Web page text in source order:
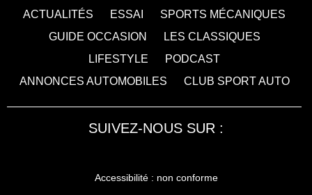
ACTUALITÉS ESSAI
SPORTS MÉCANIQUES
GUIDE OCCASION
LES CLASSIQUES
LIFESTYLE
PODCAST
ANNONCES AUTOMOBILES
CLUB SPORT AUTO
SUIVEZ-NOUS SUR :
Accessibilité : non conforme